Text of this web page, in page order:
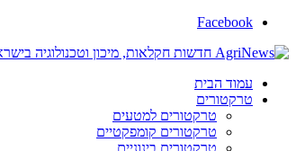
Facebook
עמוד הבית
טרקטורים
טרקטורים למטעים
טרקטורים קומפקטיים
טרקטורים בינוניים